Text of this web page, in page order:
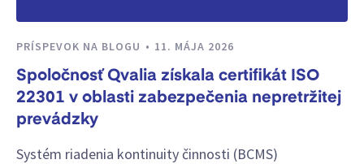
PRÍSPEVOK NA BLOGU 11. MÁJA 2026
Spoločnosť Qvalia získala certifikát ISO
22301 v oblasti zabezpečenia nepretržitej
prevádzky
Systém riadenia kontinuity činnosti (BCMS)